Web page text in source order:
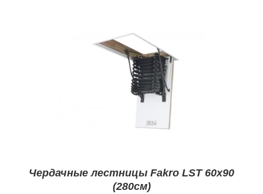
Чердачные лестницы Fakro LST60x90
(280см)